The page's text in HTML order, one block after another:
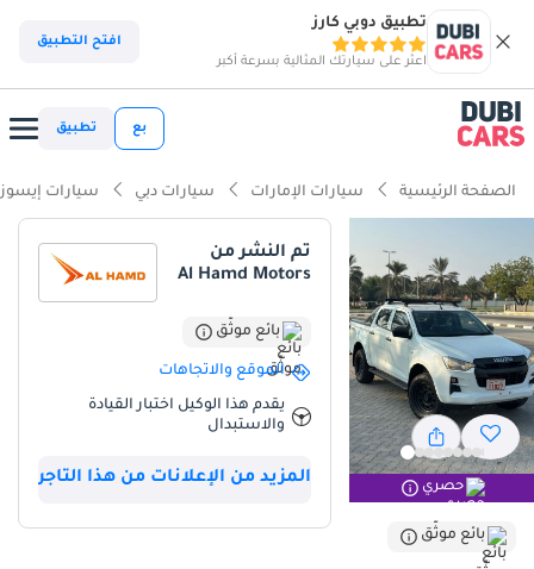
تطبيق دوبي كارز
اعثر على سيارتك المثالية بسرعة أكبر
افتح التطبيق
بع تطبيق
الصفحة الرئيسية سيارات الإمارات سيارات دبي سيارات
حصري
بائع موثّق
تم النشر من
Al Hamd Motors
بائع موثّق
الموقع والاتجاهات
يقدم هذا الوكيل اختبار القيادة
والاستبدال
المزيد من الإعلانات من هذا التاجر